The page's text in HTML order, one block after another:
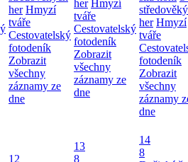
her Hmyzí
tváře
Cestovatelský
fotodeník
Zobrazit
všechny
záznamy ze
dne
her Hmyzí
tváře
Cestovatelský
fotodeník
Zobrazit
všechny
záznamy ze
dne
her Hmyzí
tváře
fotodeník
Zobrazit
všechny
záznamy
dne
12
13
8
14
8